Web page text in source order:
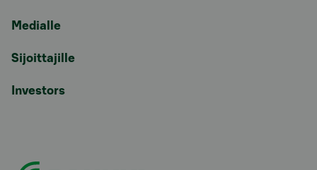
Medialle
Sijoittajille
Investors